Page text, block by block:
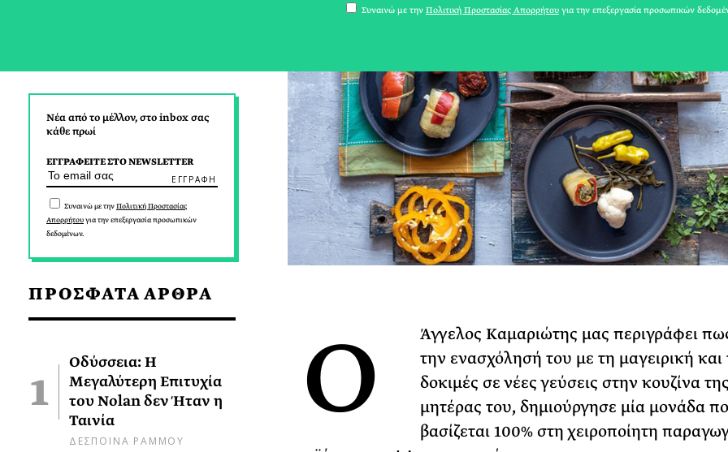
Νέα από το μέλλον, στο inbox σας
κάθε πρωί
ΕΓΓΡΑΦΕΙΤΕ ΣΤΟ NEWSLETTER
Συναινώ με τηνΠολιτική Προστασίας
Απορρήτουγια την επεξεργασία προσωπικών
δεδομένων.
ΠΡΟΣΦΑΤΑ ΑΡΘΡΑ
Οδύσσεια: Η
Μεγαλύτερη Επιτυχία
του Nolan δεν Ήταν η
Ταινία
ΔΕΣΠΟΙΝΑ ΡΑΜΜΟΥ Ο
Άγγελος Καμαριώτης μας περιγράφει
την ενασχόλησή του με τη μαγειρική και
δοκιμές σε νέες γεύσεις στην κουζίνα της
μητέρας του, δημιούργησε μία μονάδα
βασίζεται 100% στη χειροποίητη
Φωτογραφίζεται
Ακόμη Αρχίσει
ΡΙΑ ΣΠΥΡΟΥ
Συναινώ με την Πολιτική Προστασίας Απορρήτου για την επεξεργασία προσωπικών